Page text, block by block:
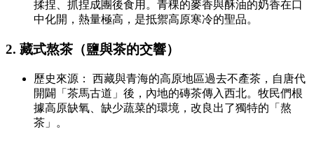
揉捏、抓捏成團後食用。青稞的麥香與酥油的奶香在口
中化開，熱量極高，是抵禦高原寒冷的聖品。
2. 藏式熬茶（鹽與茶的交響）
歷史來源： 西藏與青海的高原地區過去不產茶，自唐代
開闢「茶馬古道」後，內地的磚茶傳入西北。牧民們根
據高原缺氧、缺少蔬菜的環境，改良出了獨特的「熬
茶」。